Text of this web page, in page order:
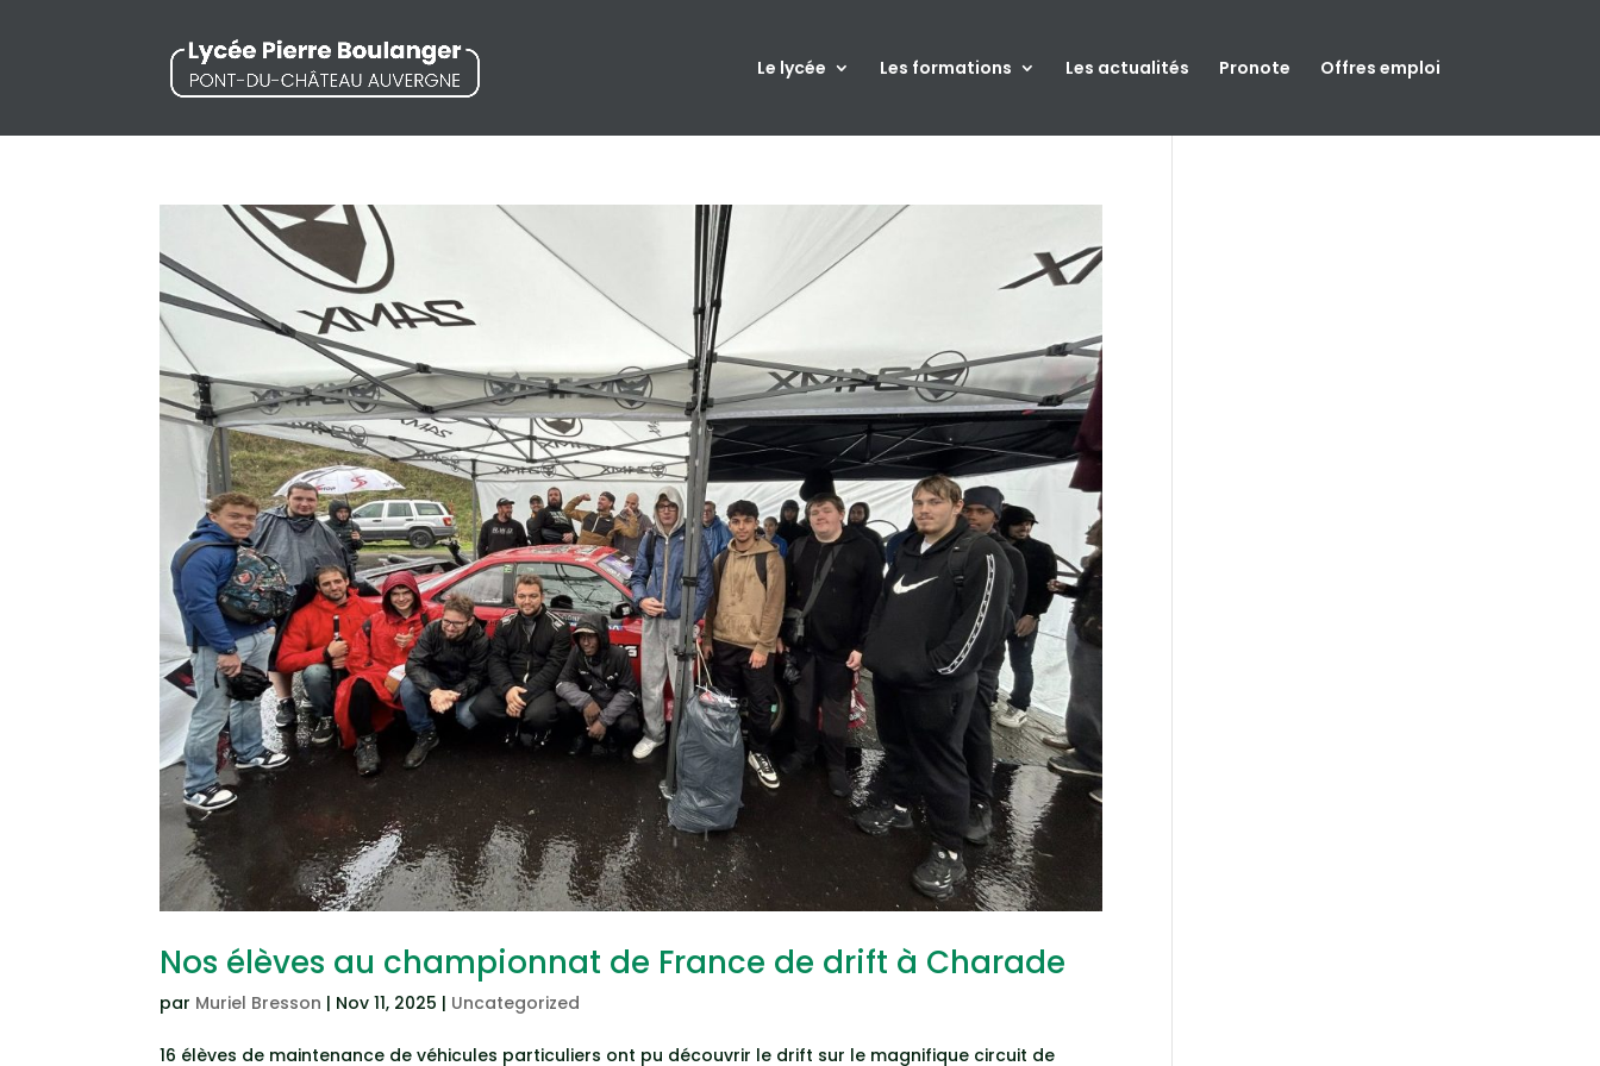
Le lycée Les formations Les actualités Pronote Offres emploi
Nos élèves au championnat de France de drift à Charade
par Muriel Bresson | Nov 11, 2025 | Uncategorized
16 élèves de maintenance de véhicules particuliers ont pu découvrir le drift sur le magnifique circuit de